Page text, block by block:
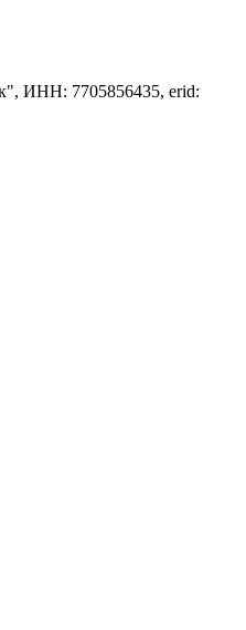
ИНН: 7705856435, erid: